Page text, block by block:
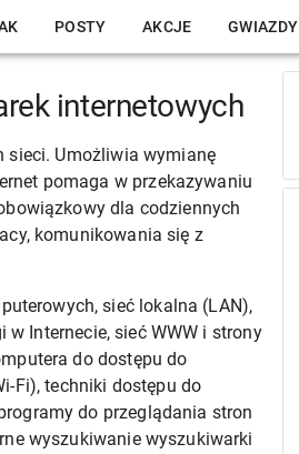
POSTY AKCJE GWIAZDY
internetowych
sieci. Umożliwia wymianę
pomaga w przekazywaniu
dla codziennych
komunikowania się z
sieć lokalna (LAN),
w Internecie, sieć WWW i strony
do dostępu do
Fi), techniki dostępu do
do przeglądania stron
wyszukiwanie wyszukiwarki